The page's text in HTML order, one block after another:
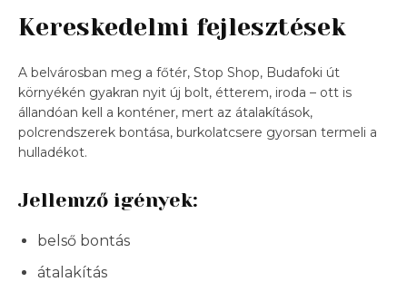
Kereskedelmi fejlesztések
A belvárosban meg a főtér, Stop Shop, Budafoki út
környékén gyakran nyit új bolt, étterem, iroda – ott is
állandóan kell a konténer, mert az átalakítások,
polcrendszerek bontása, burkolatcsere gyorsan termeli a
hulladékot.
Jellemző igények:
belső bontás
átalakítás